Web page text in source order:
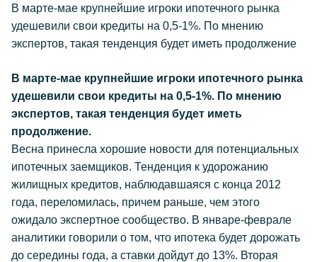
В марте-мае крупнейшие игроки ипотечного рынка
удешевили свои кредиты на 0,5-1%. По мнению
экспертов, такая тенденция будет иметь продолжение
В марте-мае крупнейшие игроки ипотечного рынка
удешевили свои кредиты на 0,5-1%. По мнению
экспертов, такая тенденция будет иметь
продолжение.
Весна принесла хорошие новости для потенциальных
ипотечных заемщиков. Тенденция к удорожанию
жилищных кредитов, наблюдавшаяся с конца 2012
года, переломилась, причем раньше, чем этого
ожидало экспертное сообщество. В январе-феврале
аналитики говорили о том, что ипотека будет дорожать
до середины года, а ставки дойдут до 13%. Вторая